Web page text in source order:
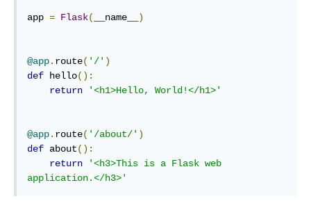
app = Flask( __name__ )
@app. route( '/' )
def hello():
return
'<h1>Hello, World!</h1>'
@app. route( '/about/' )
def about():
return
'<h3>This is a Flask web
application.</h3>'